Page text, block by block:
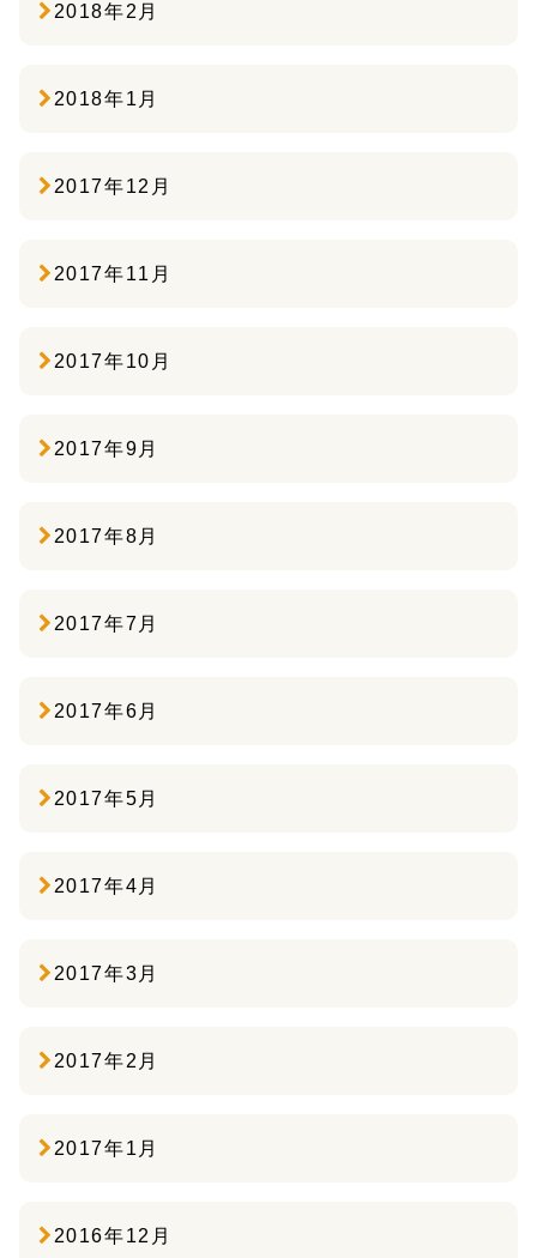
2018年2月
2018年1月
2017年12月
2017年11月
2017年10月
2017年9月
2017年8月
2017年7月
2017年6月
2017年5月
2017年4月
2017年3月
2017年2月
2017年1月
2016年12月